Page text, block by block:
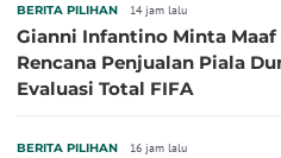
BERITA PILIHAN 14 jam lalu
Gianni Infantino Minta Maaf
Rencana Penjualan Piala
Evaluasi Total FIFA
BERITA PILIHAN 16 jam lalu